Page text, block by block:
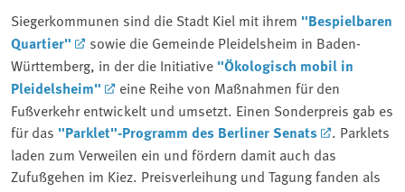
Siegerkommunen sind die Stadt Kiel mit ihrem "Bespielbaren
Quartier"
sowie die Gemeinde Pleidelsheim in Baden-
Württemberg, in der die Initiative "Ökologisch mobil in
Pleidelsheim"
eine Reihe von Maßnahmen für den
Fußverkehr entwickelt und umsetzt. Einen Sonderpreis gab es
für das "Parklet"-Programm des Berliner Senats
. Parklets
laden zum Verweilen ein und fördern damit auch das
Zufußgehen im Kiez. Preisverleihung und Tagung fanden als